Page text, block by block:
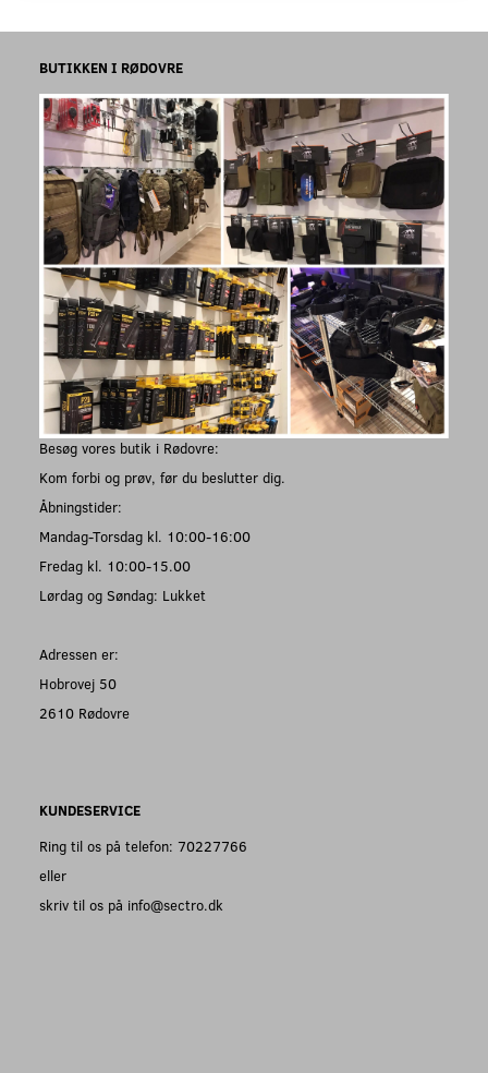
BUTIKKEN I RØDOVRE
Besøg vores butik i Rødovre:
Kom forbi og prøv, før du beslutter dig.
Åbningstider:
Mandag-Torsdag kl. 10:00-16:00
Fredag kl. 10:00-15.00
Lørdag og Søndag: Lukket
Adressen er:
Hobrovej 50
2610 Rødovre
KUNDESERVICE
Ring til os på telefon: 70227766
eller
skriv til os på info@sectro.dk